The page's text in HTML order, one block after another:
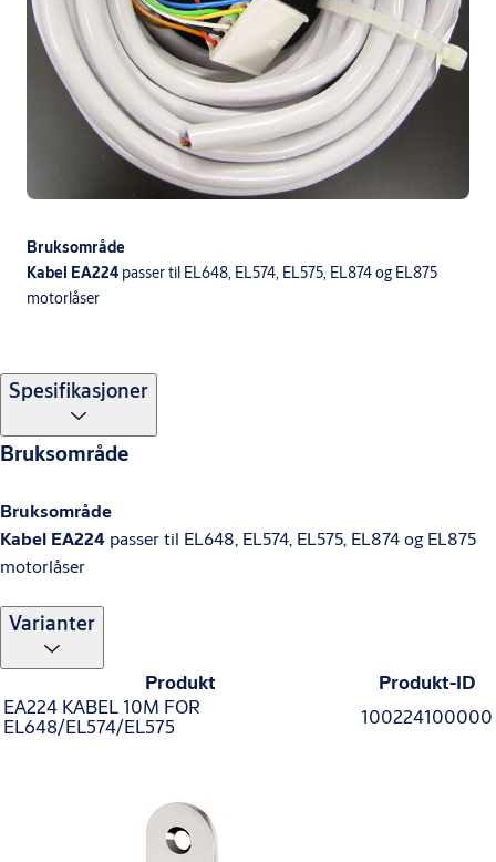
Bruksområde
Kabel EA224 passer til EL648, EL574, EL575, EL874 og EL875
motorlåser
Spesifikasjoner
Bruksområde
Bruksområde
Kabel EA224 passer til EL648, EL574, EL575, EL874 og EL875
motorlåser
Varianter
Produkt
Produkt-ID
EA224 KABEL 10M FOR
EL648/EL574/EL575 100224100000